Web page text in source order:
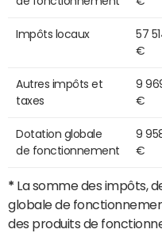
Impôts locaux
57
€
Autres impôts et
taxes
9
€
Dotation globale
de fonctionnement
9
€
* La somme des impôts,
globale de
des produits de